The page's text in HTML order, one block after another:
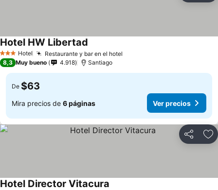
3 Estrellas
Hotel Restaurante y bar en el hotel
Hotel HW Libertad
8,3 Muy bueno 4.918 Santiago
De $63
Mira precios de 6 páginas Ver precios
Compartir
Hotel Director Vitacura